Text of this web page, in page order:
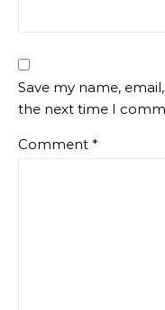
Save my name,
the next time I
Comment *